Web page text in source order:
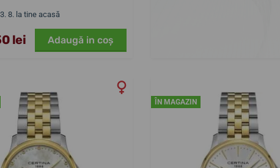
8. la tine acasă
lei Adaugă in coş
ÎN MAGAZIN